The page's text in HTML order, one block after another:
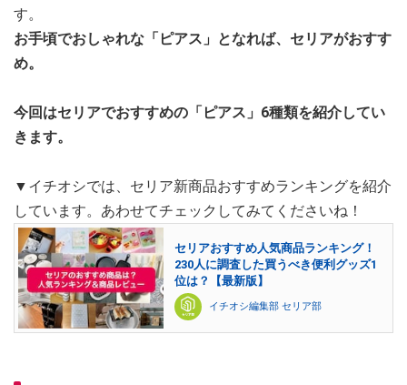
す。
お手頃でおしゃれな「ピアス」となれば、セリアがおすす
め。
今回はセリアでおすすめの「ピアス」6種類を紹介してい
きます。
▼イチオシでは、セリア新商品おすすめランキングを紹介
しています。あわせてチェックしてみてくださいね！
セリアおすすめ人気商品ランキング！
230人に調査した買うべき便利グッズ1
位は？【最新版】
イチオシ編集部 セリア部